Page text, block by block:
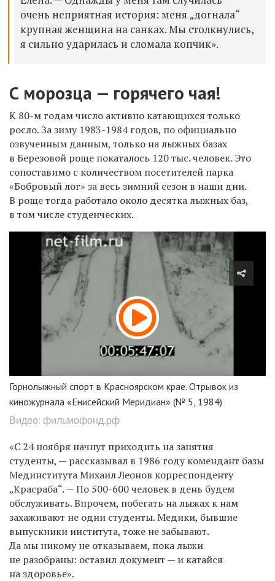
очень неприятная история: меня „догнала“
крупная женщина на санках. Мы столкнулись,
я сильно ударилась и сломала копчик».
С морозца — горячего чая!
К 80-м годам число активно катающихся только
росло. За зиму 1983-1984 годов, по официально
озвученным данным, только на лыжных базах
в Березовой роще покаталось 120 тыс. человек. Это
сопоставимо с количеством посетителей парка
«Бобровый лог» за весь зимний сезон в наши дни.
В роще тогда работало около десятка лыжных баз,
в том числе студенческих.
Горнолыжный спорт в Красноярском крае. Отрывок из
киножурнала «Енисейский Меридиан» (№ 5, 1984)
Видео: фильмофонд.рф
«С 24 ноября начнут приходить на занятия
студенты, — рассказывал в 1986 году комендант базы
Мединститута Михаил Леонов корреспонденту
„Красраба“. — По 500-600 человек в день будем
обслуживать. Впрочем, побегать на лыжах к нам
захаживают не одни студенты. Медики, бывшие
выпускники института, тоже не забывают.
Да мы никому не отказываем, пока лыжи
не разобраны: оставил документ — и катайся
на здоровье».